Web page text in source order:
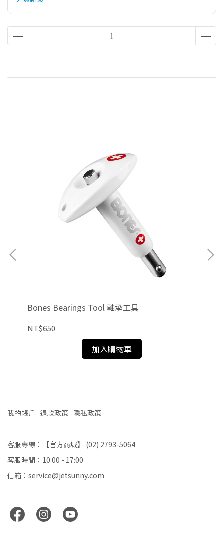
Bones Bearings Tool 軸承工具
NT$650
加入購物車
我的帳戶 退款政策 隱私政策
客服專線：【官方商城】 (02) 2793-5064
客服時間：10:00 - 17:00
信箱：service@jetsunny.com